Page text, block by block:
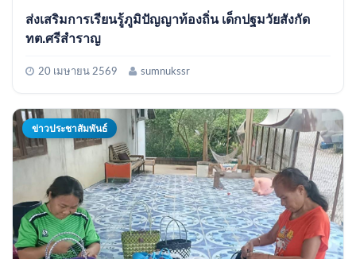
ส่งเสริมการเรียนรู้ภูมิปัญญาท้องถิ่น เด็กปฐมวัยสังกัด
ทต.ศรีสำราญ
20 เมษายน 2569 sumnukssr
ข่าวประชาสัมพันธ์